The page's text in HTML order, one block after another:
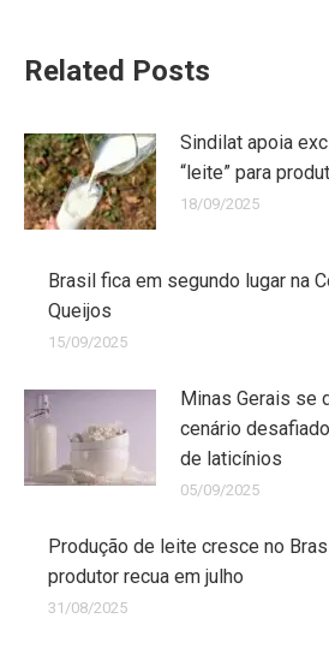
Related Posts
Sindilat apoia
“leite” para
18/09/2025
Brasil fica em segundo lugar na
Queijos
15/09/2025
Minas Gerais se
cenário
de laticínios
05/09/2025
Produção de leite cresce no
produtor recua em julho
31/08/2025